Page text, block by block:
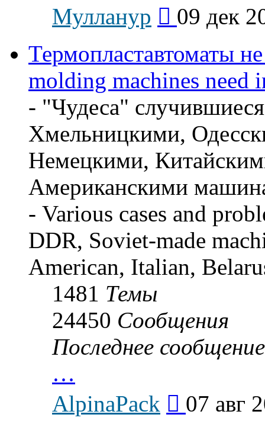
Мулланур
последнему
09 дек
Термопластавтоматы
molding machines need
- "Чудеса"
Хмельницкими,
Немецкими,
Американскими
- Various cases and
DDR, Soviet-made
American, Italian,
1481 Темы
24450 Сообщения
Последнее сообщение
…
AlpinaPack
последнему
07 авг